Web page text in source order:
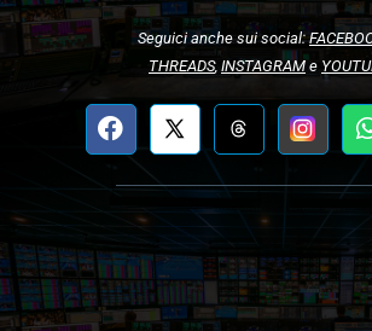
Seguici anche sui social:
THREADS, INSTAGRAMe